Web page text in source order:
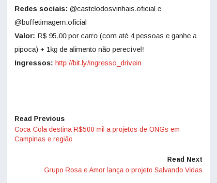
Redes sociais: @castelodosvinhais.oficial e
@buffetimagem.oficial
Valor: R$ 95,00 por carro (com até 4 pessoas e ganhe a
pipoca) + 1kg de alimento não perecível!
Ingressos: http://bit.ly/ingresso_drivein
Read Previous
Coca-Cola destina R$500 mil a projetos de ONGs em
Campinas e região
Read Next
Grupo Rosa e Amor lança o projeto Salvando Vidas